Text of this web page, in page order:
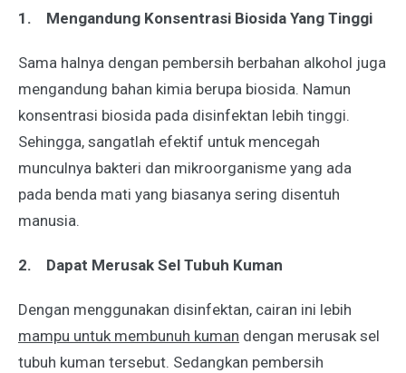
1. Mengandung Konsentrasi Biosida Yang Tinggi
Sama halnya dengan pembersih berbahan alkohol juga
mengandung bahan kimia berupa biosida. Namun
konsentrasi biosida pada disinfektan lebih tinggi.
Sehingga, sangatlah efektif untuk mencegah
munculnya bakteri dan mikroorganisme yang ada
pada benda mati yang biasanya sering disentuh
manusia.
2. Dapat Merusak Sel Tubuh Kuman
Dengan menggunakan disinfektan, cairan ini lebih
mampu untuk membunuh kuman dengan merusak sel
tubuh kuman tersebut. Sedangkan pembersih